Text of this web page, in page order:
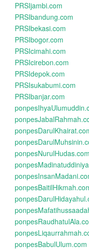
PRSIjambi.com
PRSIbandung.com
PRSIbekasi.com
PRSIbogor.com
PRSIcimahi.com
PRSIcirebon.com
PRSIdepok.com
PRSIsukabumi.com
PRSIbanjar.com
ponpesNurulHudas.com
ponpesBabulUlum.com